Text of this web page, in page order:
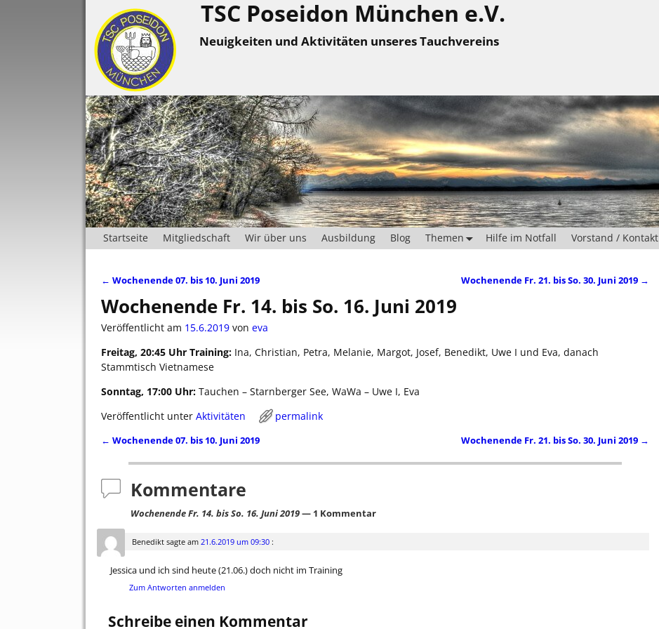
TSC Poseidon München e.V.
Neuigkeiten und Aktivitäten unseres Tauchvereins
Startseite Mitgliedschaft Wir über uns Ausbildung Blog Themen Hilfe im Notfall
Vorstand / Kontakt
← Wochenende 07. bis 10. Juni 2019 Wochenende Fr. 21. bis So. 30. Juni 2019 →
Wochenende Fr. 14. bis So. 16. Juni 2019
Veröffentlicht am 15.6.2019 von eva
Freitag, 20:45 Uhr Training: Ina, Christian, Petra, Melanie, Margot, Josef, Benedikt, Uwe I und Eva, danach
Stammtisch Vietnamese
Sonntag, 17:00 Uhr: Tauchen – Starnberger See, WaWa – Uwe I, Eva
Veröffentlicht unter Aktivitäten permalink
← Wochenende 07. bis 10. Juni 2019 Wochenende Fr. 21. bis So. 30. Juni 2019 →
Kommentare
Wochenende Fr. 14. bis So. 16. Juni 2019— 1 Kommentar
Benedikt sagte am 21.6.2019 um 09:30 :
Jessica und ich sind heute (21.06.) doch nicht im Training
Zum Antworten anmelden
Schreibe einen Kommentar